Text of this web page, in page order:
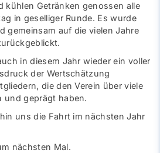
kühlen Getränken genossen alle
in geselliger Runde. Es wurde
gemeinsam auf die vielen Jahre
in diesem Jahr wieder ein voller
der Wertschätzung
die den Verein über viele
und geprägt haben.
uns die Fahrt im nächsten Jahr
nächsten Mal.